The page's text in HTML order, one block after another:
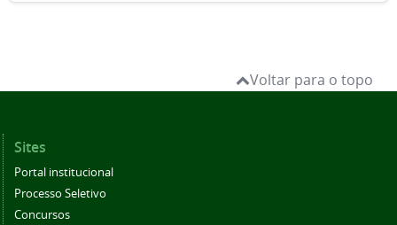
Voltar para o topo
Sites
Portal institucional
Processo Seletivo
Concursos